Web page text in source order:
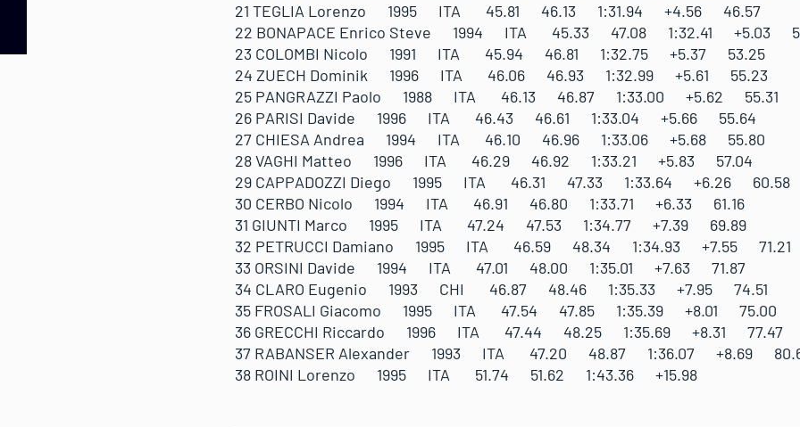
21 TEGLIA Lorenzo 1995 ITA 45.81 46.13 1:31.94 +4.56 46.57
22 BONAPACE Enrico Steve 1994 ITA 45.33 47.08 1:32.41 +5.03
23 COLOMBI Nicolo 1991 ITA 45.94 46.81 1:32.75 +5.37 53.25
24 ZUECH Dominik 1996 ITA 46.06 46.93 1:32.99 +5.61 55.23
25 PANGRAZZI Paolo 1988 ITA 46.13 46.87 1:33.00 +5.62 55.31
26 PARISI Davide 1996 ITA 46.43 46.61 1:33.04 +5.66 55.64
27 CHIESA Andrea 1994 ITA 46.10 46.96 1:33.06 +5.68 55.80
28 VAGHI Matteo 1996 ITA 46.29 46.92 1:33.21 +5.83 57.04
29 CAPPADOZZI Diego 1995 ITA 46.31 47.33 1:33.64 +6.26 60.58
30 CERBO Nicolo 1994 ITA 46.91 46.80 1:33.71 +6.33 61.16
31 GIUNTI Marco 1995 ITA 47.24 47.53 1:34.77 +7.39 69.89
32 PETRUCCI Damiano 1995 ITA 46.59 48.34 1:34.93 +7.55 71.21
33 ORSINI Davide 1994 ITA 47.01 48.00 1:35.01 +7.63 71.87
34 CLARO Eugenio 1993 CHI 46.87 48.46 1:35.33 +7.95 74.51
35 FROSALI Giacomo 1995 ITA 47.54 47.85 1:35.39 +8.01 75.00
36 GRECCHI Riccardo 1996 ITA 47.44 48.25 1:35.69 +8.31 77.47
37 RABANSER Alexander 1993 ITA 47.20 48.87 1:36.07 +8.69
38 ROINI Lorenzo 1995 ITA 51.74 51.62 1:43.36 +15.98